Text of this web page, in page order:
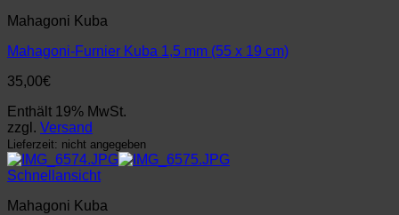
Mahagoni Kuba
Mahagoni-Furnier Kuba 1,5 mm (55 x 19 cm)
35,00€
Enthält 19% MwSt.
zzgl. Versand
Lieferzeit: nicht angegeben
Schnellansicht
Mahagoni Kuba